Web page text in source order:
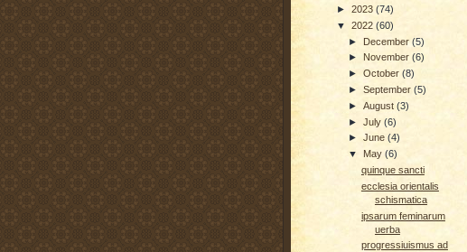
► 2023 (74)
▼ 2022 (60)
► December(5)
► November(6)
►October(8)
►September(5)
►August(3)
►July(6)
►June(4)
▼ May(6)
quinque sancti
ecclesia orientalis
schismatica
ipsarum feminarum
uerba
progressiuismus ad